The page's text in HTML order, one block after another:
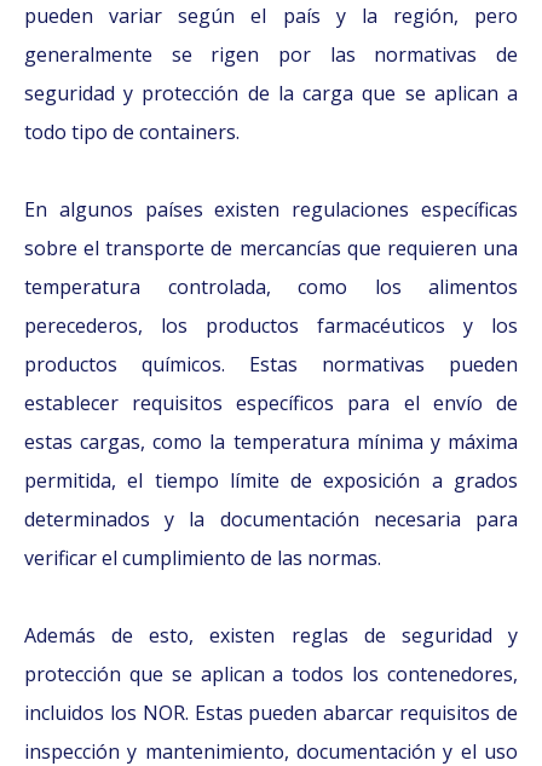
pueden variar según el país y la región, pero
generalmente se rigen por las normativas de
seguridad y protección de la carga que se aplican a
todo tipo de containers.
En algunos países existen regulaciones específicas
sobre el transporte de mercancías que requieren una
temperatura controlada, como los alimentos
perecederos, los productos farmacéuticos y los
productos químicos. Estas normativas pueden
establecer requisitos específicos para el envío de
estas cargas, como la temperatura mínima y máxima
permitida, el tiempo límite de exposición a grados
determinados y la documentación necesaria para
verificar el cumplimiento de las normas.
Además de esto, existen reglas de seguridad y
protección que se aplican a todos los contenedores,
incluidos los NOR. Estas pueden abarcar requisitos de
inspección y mantenimiento, documentación y el uso